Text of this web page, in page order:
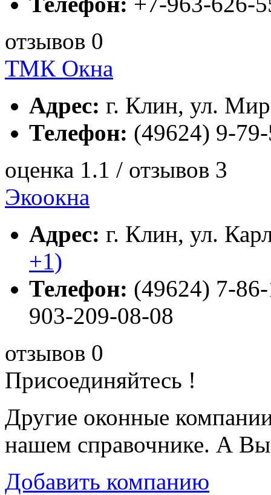
отзывов 0
ТМК Окна
Адрес: г. Клин, ул.
Телефон: (49624) 9-
оценка 1.1 / отзывов 3
Экоокна
Адрес: г. Клин, ул.
+1)
Телефон: (49624) 7-
903-209-08-08
отзывов 0
Присоединяйтесь !
Другие оконные
нашем справочнике. А
Добавить компанию